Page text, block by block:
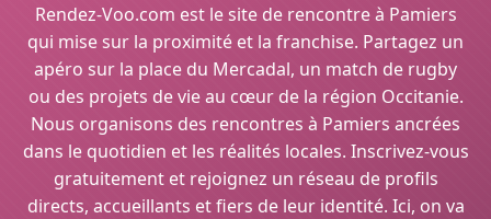
Rendez-Voo.com est le site de rencontre à Pamiers
qui mise sur la proximité et la franchise. Partagez un
apéro sur la place du Mercadal, un match de rugby
ou des projets de vie au cœur de la région Occitanie.
Nous organisons des rencontres à Pamiers ancrées
dans le quotidien et les réalités locales. Inscrivez-vous
gratuitement et rejoignez un réseau de profils
directs, accueillants et fiers de leur identité. Ici, on va